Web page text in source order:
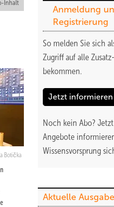
Inhalt
Botička
Anmeldung
Registrierung
So melden Sie sich
Zugriff auf alle
bekommen.
Jetzt informieren
Noch kein Abo?
Angebote
Wissensvorsprung
Aktuelle Ausgabe